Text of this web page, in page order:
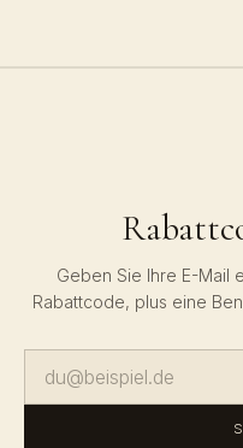
Geben Sie Ihre E-Mail
Rabattcode, plus eine